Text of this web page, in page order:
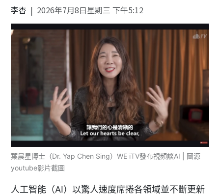
李杳 2026年7月8日星期三 下午5:12
葉晨星博士（Dr. Yap Chen Sing）WE iTV發布視頻談AI | 圖源
youtube影片截圖
人工智能（AI）以驚人速度席捲各領域並不斷更新